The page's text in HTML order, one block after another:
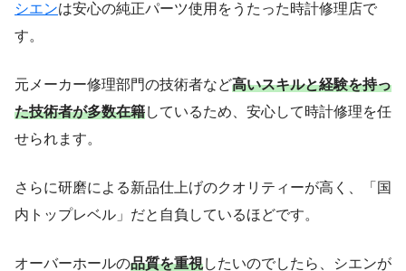
シエンは安心の純正パーツ使用をうたった時計修理店で
す。
元メーカー修理部門の技術者など高いスキルと経験を持っ
た技術者が多数在籍しているため、安心して時計修理を任
せられます。
さらに研磨による新品仕上げのクオリティーが高く、「国
内トップレベル」だと自負しているほどです。
オーバーホールの品質を重視したいのでしたら、シエンが